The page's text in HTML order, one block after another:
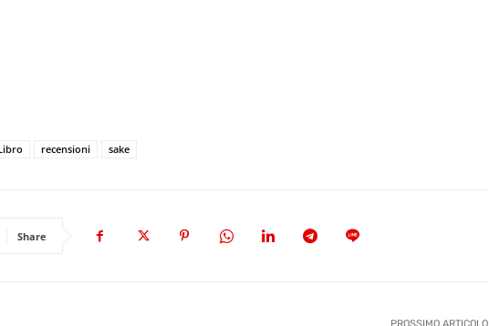
recensioni sake
Share